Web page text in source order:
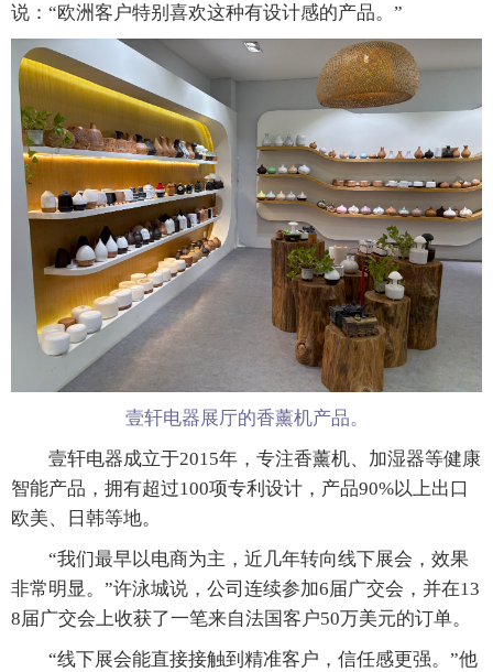
说：“欧洲客户特别喜欢这种有设计感的产品。”
壹轩电器展厅的香薰机产品。
壹轩电器成立于2015年，专注香薰机、加湿器等健康
智能产品，拥有超过100项专利设计，产品90%以上出口
欧美、日韩等地。
“我们最早以电商为主，近几年转向线下展会，效果
非常明显。”许泳城说，公司连续参加6届广交会，并在13
8届广交会上收获了一笔来自法国客户50万美元的订单。
“线下展会能直接接触到精准客户，信任感更强。”他